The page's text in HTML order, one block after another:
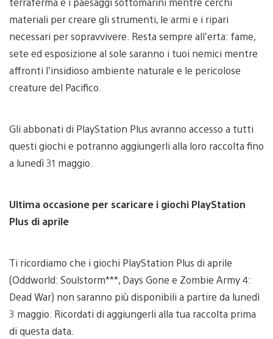
materiali per creare gli strumenti, le armi e i ripari
necessari per sopravvivere. Resta sempre all’erta: fame,
sete ed esposizione al sole saranno i tuoi nemici mentre
affronti l’insidioso ambiente naturale e le pericolose
creature del Pacifico.
Gli abbonati di PlayStation Plus avranno accesso a tutti
questi giochi e potranno aggiungerli alla loro raccolta fino
a lunedì 31 maggio.
Ultima occasione per scaricare i giochi PlayStation
Plus di aprile
Ti ricordiamo che i giochi PlayStation Plus di aprile
(Oddworld: Soulstorm***, Days Gone e Zombie Army 4:
Dead War) non saranno più disponibili a partire da lunedì
3 maggio. Ricordati di aggiungerli alla tua raccolta prima
di questa data.